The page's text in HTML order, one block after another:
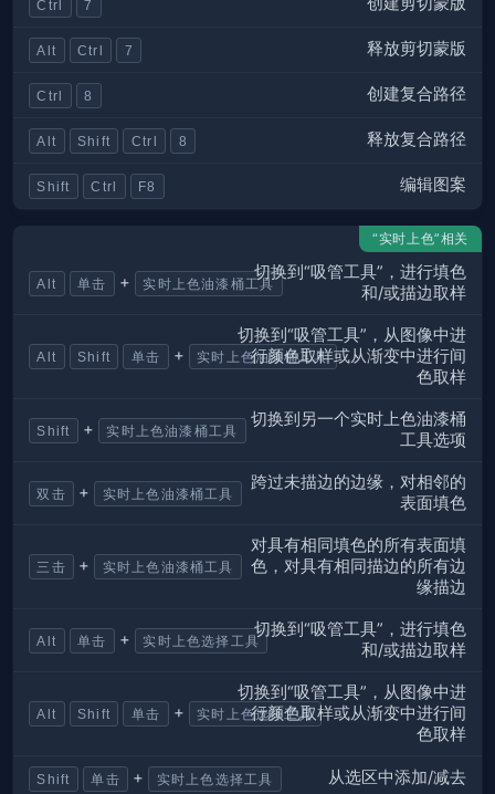
Ctrl 7
Alt Ctrl 7 释放剪切蒙版
Ctrl 8 创建复合路径
Alt Shift Ctrl 8 释放复合路径
Shift Ctrl F8 编辑图案
“实时上色”相关
Alt 单击 + 实时上色油漆桶工具
切换到“吸管工具”，进行填色
和/或描边取样
Alt Shift 单击 + 实时上色油漆桶工具
切换到“吸管工具”，从图像中进
行颜色取样或从渐变中进行间
色取样
Shift + 实时上色油漆桶工具
切换到另一个实时上色油漆桶
工具选项
双击 + 实时上色油漆桶工具
跨过未描边的边缘，对相邻的
表面填色
三击 + 实时上色油漆桶工具
对具有相同填色的所有表面填
色，对具有相同描边的所有边
缘描边
Alt 单击 + 实时上色选择工具
切换到“吸管工具”，进行填色
和/或描边取样
Alt Shift 单击 + 实时上色选择工具
切换到“吸管工具”，从图像中进
行颜色取样或从渐变中进行间
色取样
Shift 单击 + 实时上色选择工具 从选区中添加/减去